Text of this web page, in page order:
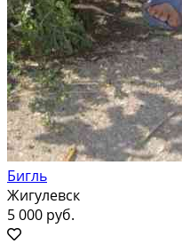
Бигль
Жигулевск
5 000 руб.